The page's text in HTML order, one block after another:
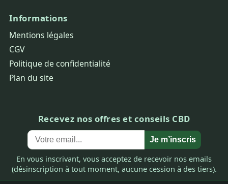
Informations
Mentions légales
CGV
Politique de confidentialité
Plan du site
Recevez nos offres et conseils CBD
Je m’inscris
En vous inscrivant, vous acceptez de recevoir nos emails
(désinscription à tout moment, aucune cession à des tiers).